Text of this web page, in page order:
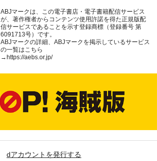
ABJマークは、この電子書店・電子書籍配信サービス
が、著作権者からコンテンツ使用許諾を得た正規版配
信サービスであることを示す登録商標（登録番号 第
6091713号）です。
ABJマークの詳細、ABJマークを掲示しているサービス
の一覧はこちら
→ https://aebs.or.jp/
dアカウントを発行する